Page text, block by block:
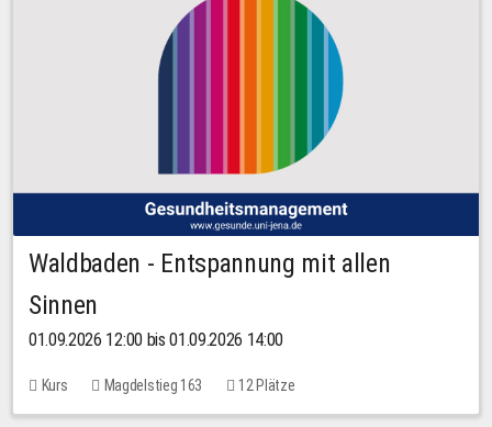
Waldbaden - Entspannung mit allen
Sinnen
01.09.2026 12:00 bis 01.09.2026 14:00
Kurs Magdelstieg 163 12 Plätze